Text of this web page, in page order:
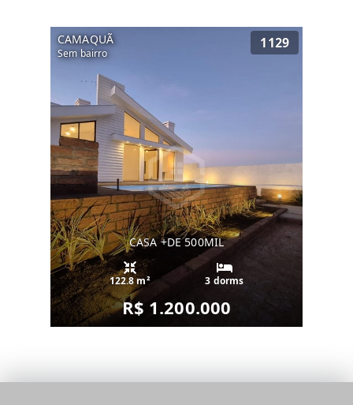
CAMAQUÃ
Sem bairro
1129
CASA +DE 500MIL
122.8 m² 3 dorms
R$ 1.200.000